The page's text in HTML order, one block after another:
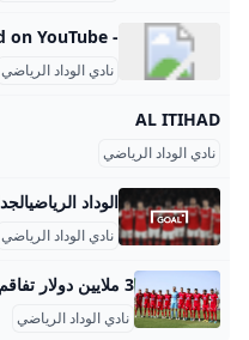
نادي الوداد الرياضي
AL ITIHAD
نادي الوداد الرياضي
نادي الوداد الرياضي
نادي الوداد الرياضي